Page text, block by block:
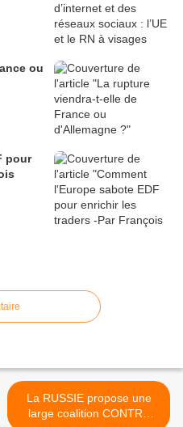
ou
pour
La RUSSIE propose une
large coalition CONTRE